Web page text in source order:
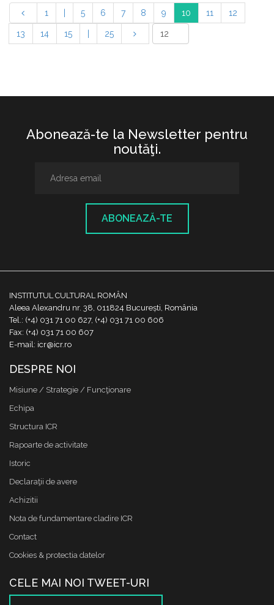
1 5 6 7 8 9 10 11 12
13 14 15 25
Abonează-te la Newsletter pentru
noutăţi.
ABONEAZĂ-TE
INSTITUTUL CULTURAL ROMÂN
Aleea Alexandru nr. 38, 011824 București, România
Tel.: (+4) 031 71 00 627, (+4) 031 71 00 606
Fax: (+4) 031 71 00 607
E-mail: icr@icr.ro
DESPRE NOI
Misiune / Strategie / Funcţionare
Echipa
Structura ICR
Rapoarte de activitate
Istoric
Declaraţii de avere
Achizitii
Nota de fundamentare cladire ICR
Contact
Cookies & protectia datelor
CELE MAI NOI TWEET-URI